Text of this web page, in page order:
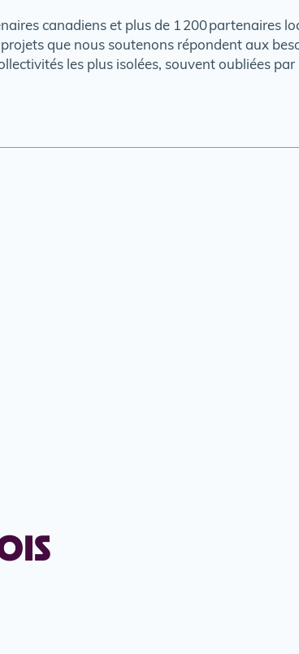
canadiens et plus de 1 200 partenaires
que nous soutenons répondent aux
les plus isolées, souvent oubliées par